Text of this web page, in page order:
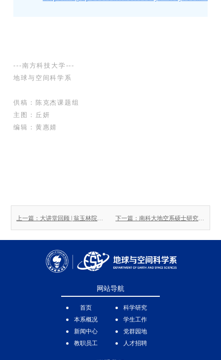
---南方科技大学---
地球与空间科学系
供稿：陈克杰课题组
主图：丘妍
编辑：黄惠婧
上一篇：大讲堂回顾 | 翁玉林院士畅谈行星研究 下一篇：南科大地空系硕士研究生伍先树发表关于低频Alfvén波与离子的非线性相互作用的研究结果
网站导航
首页
本系概况
新闻中心
教职员工
科学研究
学生工作
党群园地
人才招聘